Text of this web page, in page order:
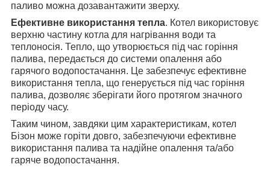
паливо можна дозавантажити зверху.
Ефективне використання тепла. Котел використовує
верхню частину котла для нагрівання води та
теплоносія. Тепло, що утворюється під час горіння
палива, передається до системи опалення або
гарячого водопостачання. Це забезпечує ефективне
використання тепла, що генерується під час горіння
палива, дозволяє зберігати його протягом значного
періоду часу.
Таким чином, завдяки цим характеристикам, котел
Бізон може горіти довго, забезпечуючи ефективне
використання палива та надійне опалення та/або
гаряче водопостачання.